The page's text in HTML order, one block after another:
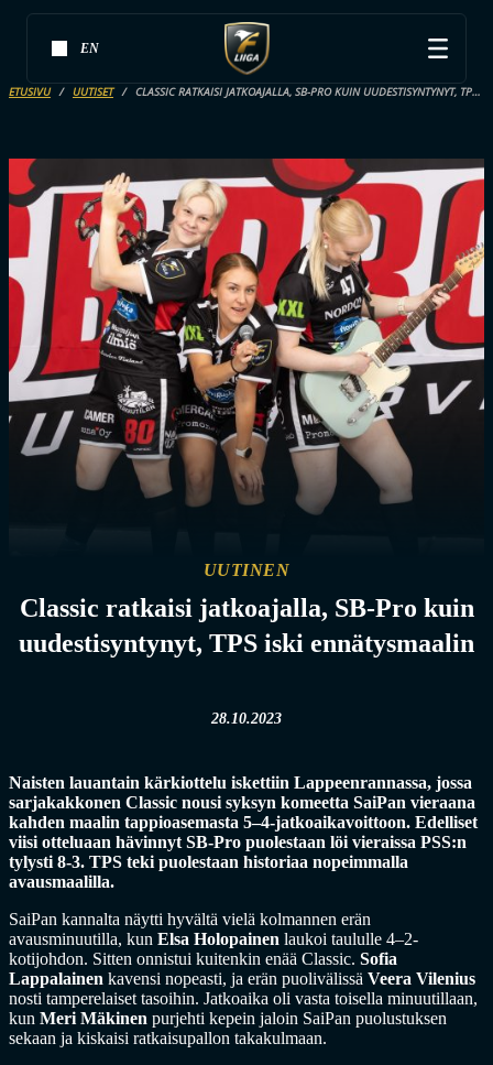
EN
ETUSIVU UUTISET CLASSIC RATKAISI JATKOAJALLA, SB-PRO KUIN UUDESTISYNTYNYT, TPS ISKI ENNÄTYSMAALIN
UUTINEN
Classic ratkaisi jatkoajalla, SB-Pro kuin
uudestisyntynyt, TPS iski ennätysmaalin
28.10.2023
Naisten lauantain kärkiottelu iskettiin Lappeenrannassa, jossa
sarjakakkonen Classic nousi syksyn komeetta SaiPan vieraana
kahden maalin tappioasemasta 5–4-jatkoaikavoittoon. Edelliset
viisi otteluaan hävinnyt SB-Pro puolestaan löi vieraissa PSS:n
tylysti 8-3. TPS teki puolestaan historiaa nopeimmalla
avausmaalilla.
SaiPan kannalta näytti hyvältä vielä kolmannen erän
avausminuutilla, kun Elsa Holopainen laukoi taululle 4–2-
kotijohdon. Sitten onnistui kuitenkin enää Classic. Sofia
Lappalainen kavensi nopeasti, ja erän puolivälissä Veera Vilenius
nosti tamperelaiset tasoihin. Jatkoaika oli vasta toisella minuutillaan,
kun Meri Mäkinen purjehti kepein jaloin SaiPan puolustuksen
sekaan ja kiskaisi ratkaisupallon takakulmaan.